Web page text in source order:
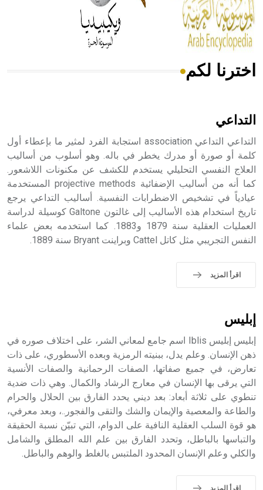
من مادة كربونات الكلسيوم، وهو أحمر أو شديد الحمرة وهو
أجود أنواعه، ويمتاز بكبر الحجم ويسمى الش
هل تعلم أن الأبسيد كلمة فرنسية اللفظ تم اعتمادها مصطلحاً
- هل تعلم أن أبجر Abgar اسم معروف جيداً يعود إلى عدد من
الملوك الذين حكموا مدينة إديسا (الرها) من أبجر الأول وحتى
التاسع، وهم ينتسبون إلى أسرة أوسروين
sign تكتب منفصلة غير متصلة، وتعتمد المبدأ الأكوروفوني،
اخترنا لكم
التداعي
التداعي التداعي association استجابة الفرد لمثير ما بإعطاء أول
كلمة أو صورة أو مدرك يخطر في باله. وهو أسلوب من أساليب
العلاج النفسي التحليلي يستخدم للكشف عن مكنونات اللاشعور.
كما أنه من أساليب الإضفائية projective methods المستخدمة
عيادياً في تشخيص الاضطرابات النفسية. أساليب التداعي يرجع
تاريخ استخدام هذه الأساليب إلى غالتون Galtone كوسيلة لدراسة
العمليات العقلية سنة 1879 و1883. كما استخدمه بعض علماء
النفس التجريبي مثل كاتل Cattel وبراينت Bryant سنة 1889.
اقرأ المزيد
إبليس
إبليس إبليس Iblis اسم جامع لمعاني الشر، على اختلاف صوره في
ذهن الإنسان. وعلم يدل، ببنيته الرمزية وبعده الأسطوري، على ذات
تعارض، في جميع صفاتها، الصفات الرحمانية والصفات الأنسية
التي يرقى بها الإنسان في معارج الرشاد والكمال. وهي ذات ضدية
تنطوي على ثلاثة أبعاد: بعد ديني يحدد الفارق بين الحلال والحرام
والطاعة والمعصية والإيمان والشك والتقى والفجور..، وبعد معرفي،
هو قوة السلب العقلية النافية على الدوام، التي تبيّن نسبة الحقيقة
والتباسها بالباطل، وتحدد الفارق بين علم الله المطلق والشامل
والكلي وعلم الإنسان المحدود الملتبس بالغلط والوهم والباطل.
اقرأ المزيد